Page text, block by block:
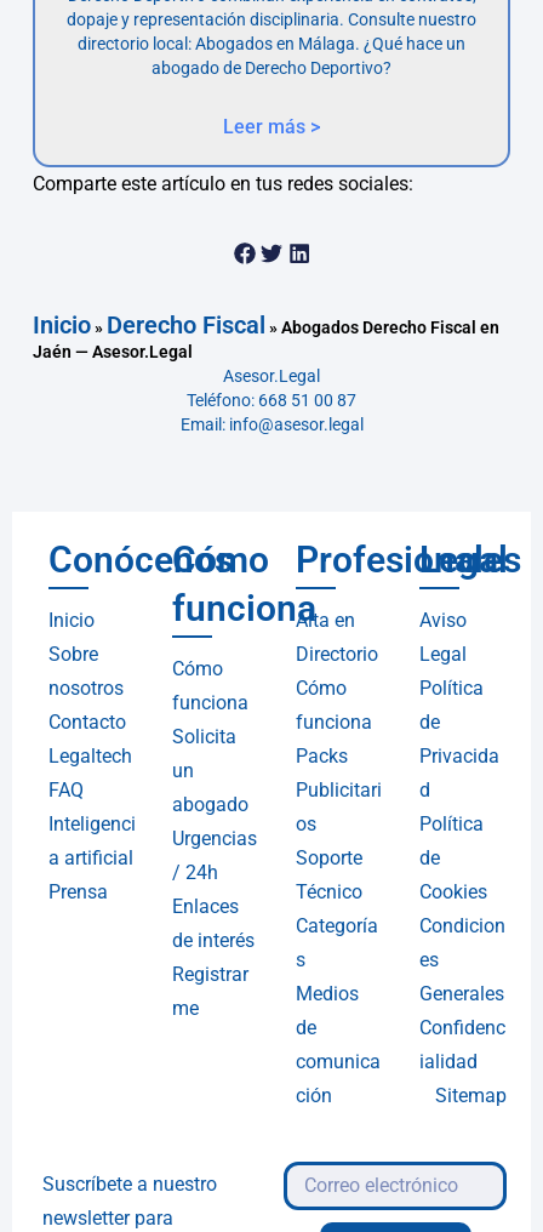
dopaje y representación disciplinaria. Consulte nuestro
directorio local: Abogados en Málaga. ¿Qué hace un
abogado de Derecho Deportivo?
Leer más >
Comparte este artículo en tus redes sociales:
Inicio» Derecho Fiscal »Abogados Derecho Fiscal en
Jaén — Asesor.Legal
Asesor.Legal
Teléfono: 668 51 00 87
Email: info@asesor.legal
Conócenos
Inicio
Sobre
nosotros
Contacto
Legaltech
FAQ
Inteligenci
a artificial
Prensa
Cómo
funciona
Cómo
funciona
Solicita
un
abogado
Urgencias
/ 24h
Enlaces
de interés
Registrar
me
Profesionales
Alta en
Directorio
Cómo
funciona
Packs
Publicitari
os
Soporte
Técnico
Categoría
s
Medios
de
comunica
ción
Legal
Aviso
Legal
Política
de
Privacida
d
Política
de
Cookies
Condicion
es
Generales
Confidenc
ialidad
Sitemap
Suscríbete a nuestro
newsletter para